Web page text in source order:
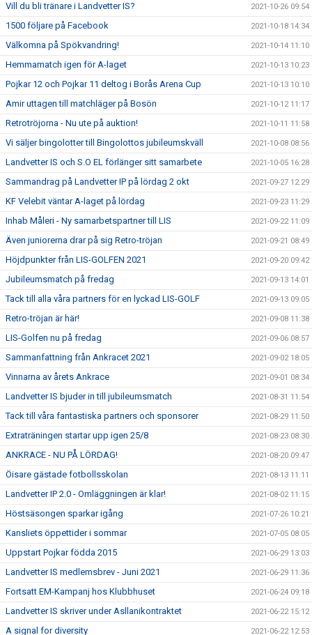
Vill du bli tränare i Landvetter IS? 2021-10-26 09:54
1500 följare på Facebook 2021-10-18 14:34
Välkomna på Spökvandring! 2021-10-14 11:10
Hemmamatch igen för A-laget 2021-10-13 10:23
Pojkar 12 och Pojkar 11 deltog i Borås Arena Cup 2021-10-13 10:10
Amir uttagen till matchläger på Bosön 2021-10-12 11:17
Retrotröjorna - Nu ute på auktion! 2021-10-11 11:58
Vi säljer bingolotter till Bingolottos jubileumskväll 2021-10-08 08:56
Landvetter IS och S.O EL förlänger sitt samarbete 2021-10-05 16:28
Sammandrag på Landvetter IP på lördag 2 okt 2021-09-27 12:29
KF Velebit väntar A-laget på lördag 2021-09-23 11:29
Inhab Måleri - Ny samarbetspartner till LIS 2021-09-22 11:09
Även juniorerna drar på sig Retro-tröjan 2021-09-21 08:49
Höjdpunkter från LIS-GOLFEN 2021 2021-09-20 09:42
Jubileumsmatch på fredag 2021-09-13 14:01
Tack till alla våra partners för en lyckad LIS-GOLF 2021-09-13 09:05
Retro-tröjan är här! 2021-09-08 11:38
LIS-Golfen nu på fredag 2021-09-06 08:57
Sammanfattning från Ankracet 2021 2021-09-02 18:05
Vinnarna av årets Ankrace 2021-09-01 08:34
Landvetter IS bjuder in till jubileumsmatch 2021-08-31 11:54
Tack till våra fantastiska partners och sponsorer 2021-08-29 11:50
Extraträningen startar upp igen 25/8 2021-08-23 08:30
ANKRACE - NU PÅ LÖRDAG! 2021-08-20 09:47
Öisare gästade fotbollsskolan 2021-08-13 11:11
Landvetter IP 2.0 - Omläggningen är klar! 2021-08-02 11:15
Höstsäsongen sparkar igång 2021-07-26 10:21
Kansliets öppettider i sommar 2021-07-05 08:05
Uppstart Pojkar födda 2015 2021-06-29 13:03
Landvetter IS medlemsbrev - Juni 2021 2021-06-29 11:36
Fortsatt EM-Kampanj hos Klubbhuset 2021-06-24 09:18
Landvetter IS skriver under Asllanikontraktet 2021-06-22 15:12
A signal for diversity 2021-06-22 12:53